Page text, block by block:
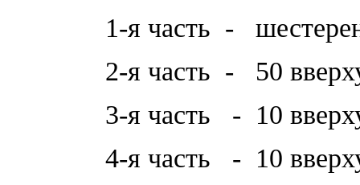
1-я часть -
2-я часть - 50
3-я часть - 10
4-я часть - 10